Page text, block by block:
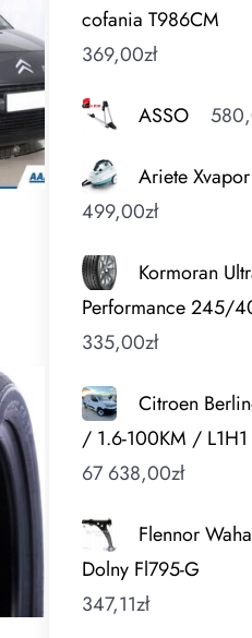
cofania T986CM
369,00zł
ASSO
Ariete
499,00zł
Kormoran
Performance 245/
335,00zł
Citroen
/ 1.6-100KM /
67 638,00zł
Flennor
Dolny Fl795-G
347,11zł